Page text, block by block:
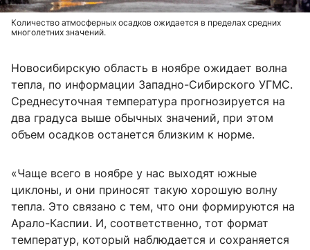
Количество атмосферных осадков ожидается в пределах средних
многолетних значений.
Новосибирскую область в ноябре ожидает волна
тепла, по информации Западно-Сибирского УГМС.
Среднесуточная температура прогнозируется на
два градуса выше обычных значений, при этом
объем осадков останется близким к норме.
«Чаще всего в ноябре у нас выходят южные
циклоны, и они приносят такую хорошую волну
тепла. Это связано с тем, что они формируются на
Арало-Каспии. И, соответственно, тот формат
температур, который наблюдается и сохраняется